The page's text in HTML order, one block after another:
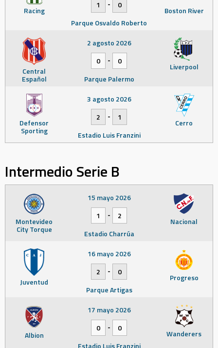
Racing Boston River
1
-
0
Parque Osvaldo Roberto
Central
Español
Liverpool
2 agosto 2026
0
-
0
Parque Palermo
Defensor
Sporting
Cerro
3 agosto 2026
2
-
1
Estadio Luis Franzini
Intermedio Serie B
Montevideo
City Torque
Nacional
15 mayo 2026
1
-
2
Estadio Charrúa
Juventud Progreso
16 mayo 2026
2
-
0
Parque Artigas
Albion Wanderers
17 mayo 2026
0
-
0
Estadio Luis Franzini